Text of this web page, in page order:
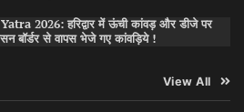
2026: हरिद्वार में ऊंची कांवड़ और डीजे पर
बॉर्डर से वापस भेजे गए कांवड़िये !
View All